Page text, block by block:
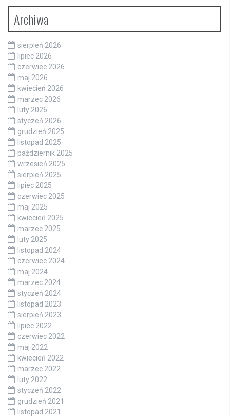
Archiwa
sierpień 2026
lipiec 2026
czerwiec 2026
maj 2026
kwiecień 2026
marzec 2026
luty 2026
styczeń 2026
grudzień 2025
listopad 2025
październik 2025
wrzesień 2025
sierpień 2025
lipiec 2025
czerwiec 2025
maj 2025
kwiecień 2025
marzec 2025
luty 2025
listopad 2024
czerwiec 2024
maj 2024
marzec 2024
styczeń 2024
listopad 2023
sierpień 2023
lipiec 2022
czerwiec 2022
maj 2022
kwiecień 2022
marzec 2022
luty 2022
styczeń 2022
grudzień 2021
listopad 2021